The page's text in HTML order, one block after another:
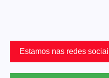
Estamos nas redes